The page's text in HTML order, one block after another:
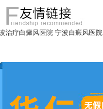
治疗白癜风医院 宁波白癜风医院